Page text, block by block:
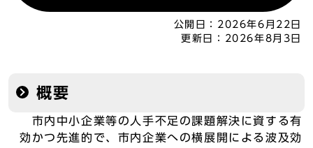
公開日： 2026年6月22日
更新日：
2026年8月3日
概要
市内中小企業等の人手不足の課題解決に資する有
効かつ先進的で、市内企業への横展開による波及効